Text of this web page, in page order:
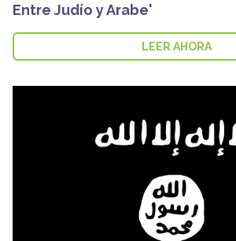
Entre Judío y Arabe'
LEER AHORA